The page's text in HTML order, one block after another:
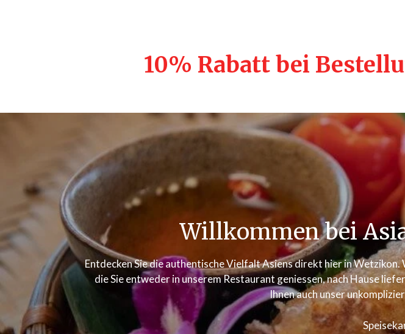
10% Rabatt bei
Willkommen bei
Entdecken Sie die authentische Vielfalt Asiens direkt hier in
die Sie entweder in unserem Restaurant geniessen, nach Hause
Ihnen auch unser